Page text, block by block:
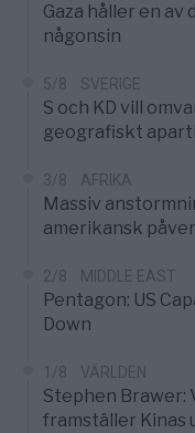
Gaza håller en
någonsin
5/8 SVERIGE
S och KD vill
geografiskt
3/8 AFRIKA
Massiv
amerikansk
2/8 MIDDLE EAST
Pentagon: US
Down
1/8 VÄRLDEN
Stephen Brawer:
framställer Kinas